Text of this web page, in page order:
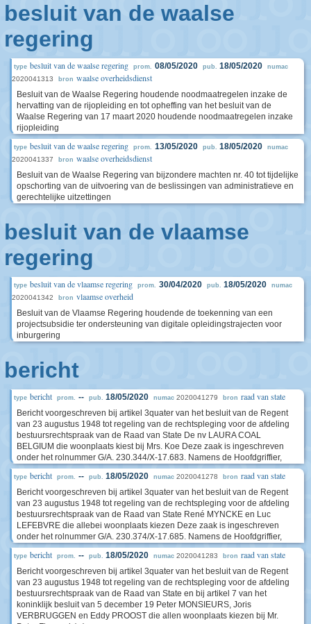
besluit van de waalse
regering
type besluit van de waalse regering prom. 08/05/2020 pub. 18/05/2020 numac
2020041313 bron waalse overheidsdienst
Besluit van de Waalse Regering houdende noodmaatregelen inzake de
hervatting van de rijopleiding en tot opheffing van het besluit van de
Waalse Regering van 17 maart 2020 houdende noodmaatregelen inzake
rijopleiding
type besluit van de waalse regering prom. 13/05/2020 pub. 18/05/2020 numac
2020041337 bron waalse overheidsdienst
Besluit van de Waalse Regering van bijzondere machten nr. 40 tot tijdelijke
opschorting van de uitvoering van de beslissingen van administratieve en
gerechtelijke uitzettingen
besluit van de vlaamse
regering
type besluit van de vlaamse regering prom. 30/04/2020 pub. 18/05/2020 numac
2020041342 bron vlaamse overheid
Besluit van de Vlaamse Regering houdende de toekenning van een
projectsubsidie ter ondersteuning van digitale opleidingstrajecten voor
inburgering
bericht
type bericht prom. -- pub. 18/05/2020 numac 2020041279 bron raad van state
Bericht voorgeschreven bij artikel 3quater van het besluit van de Regent
van 23 augustus 1948 tot regeling van de rechtspleging voor de afdeling
bestuursrechtspraak van de Raad van State De nv LAURA COAL
BELGIUM die woonplaats kiest bij Mrs. Koe Deze zaak is ingeschreven
onder het rolnummer G/A. 230.344/X-17.683. Namens de Hoofdgriffier,
type bericht prom. -- pub. 18/05/2020 numac 2020041278 bron raad van state
Bericht voorgeschreven bij artikel 3quater van het besluit van de Regent
van 23 augustus 1948 tot regeling van de rechtspleging voor de afdeling
bestuursrechtspraak van de Raad van State René MYNCKE en Luc
LEFEBVRE die allebei woonplaats kiezen Deze zaak is ingeschreven
onder het rolnummer G/A. 230.374/X-17.685. Namens de Hoofdgriffier,
type bericht prom. -- pub. 18/05/2020 numac 2020041283 bron raad van state
Bericht voorgeschreven bij artikel 3quater van het besluit van de Regent
van 23 augustus 1948 tot regeling van de rechtspleging voor de afdeling
bestuursrechtspraak van de Raad van State en bij artikel 7 van het
koninklijk besluit van 5 december 19 Peter MONSIEURS, Joris
VERBRUGGEN en Eddy PROOST die allen woonplaats kiezen bij Mr.